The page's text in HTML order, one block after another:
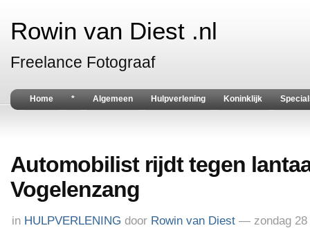
Rowin van Diest .nl
Freelance Fotograaf
Home * Algemeen Hulpverlening Koninklijk
Automobilist rijdt tegen
Vogelenzang
in HULPVERLENING door Rowin van Diest — zondag 28